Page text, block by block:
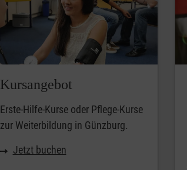
Kursangebot
Erste-Hilfe-Kurse oder Pflege-Kurse
zur Weiterbildung in Günzburg.
Jetzt buchen